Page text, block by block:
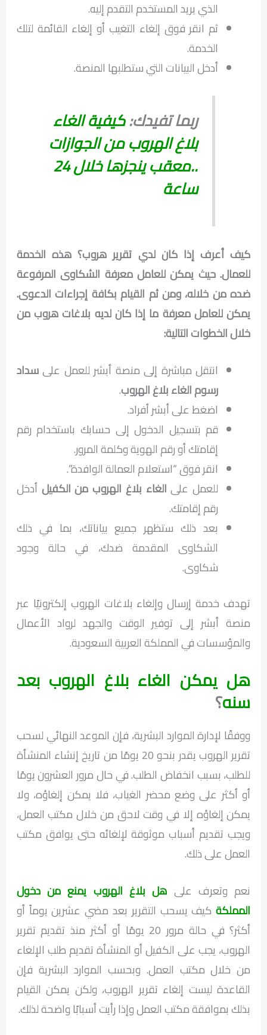
الذي يريد المستخدم التقدم إليه.
ثم انقر فوق إلغاء التغيب أو إلغاء القائمة لتلك
الخدمة.
أدخل البيانات التي ستطلبها المنصة.
ربما تفيدك:كيفية الغاء
بلاغ الهروب من الجوازات
..معقب ينجزها خلال 24
ساعة
كيف أعرف إذا كان لدي تقرير هروب؟ هذه الخدمة
للعمال. حيث يمكن للعامل معرفة الشكاوى المرفوعة
ضده من خلاله، ومن ثم القيام بكافة إجراءات الدعوى.
يمكن للعامل معرفة ما إذا كان لديه بلاغات هروب من
خلال الخطوات التالية:
انتقل مباشرة إلى منصة أبشر للعمل علىسداد
رسوم الغاء بلاغ الهروب.
اضغط على أبشر أفراد.
قم بتسجيل الدخول إلى حسابك باستخدام رقم
إقامتك أو رقم الهوية وكلمة المرور.
انقر فوق “استعلام العمالة الوافدة”.
للعمل على الغاء بلاغ الهروب من الكفيل أدخل
رقم إقامتك.
بعد ذلك ستظهر جميع بياناتك، بما في ذلك
الشكاوى المقدمة ضدك، في حالة وجود
شكاوى.
تهدف خدمة إرسال وإلغاء بلاغات الهروب إلكترونيًا عبر
منصة أبشر إلى توفير الوقت والجهد لرواد الأعمال
والمؤسسات في المملكة العربية السعودية.
هل يمكن الغاء بلاغ الهروب بعد
سنه؟
ووفقًا لإدارة الموارد البشرية، فإن الموعد النهائي لسحب
تقرير الهروب يقدر بنحو 20 يومًا من تاريخ إنشاء المنشأة
للطلب، بسبب انخفاض الطلب. في حال مرور العشرون يومًا
أو أكثر على وضع محضر الغياب، فلا يمكن إلغاؤه، ولا
يمكن إلغاؤه إلا في وقت لاحق من خلال مكتب العمل،
ويجب تقديم أسباب موثوقة لإلغائه حتى يوافق مكتب
العمل على ذلك.
نعم وتعرف على هل بلاغ الهروب يمنع من دخول
المملكةكيف يسحب التقرير بعد مضي عشرين يوماً أو
أكثر؟ في حالة مرور 20 يومًا أو أكثر منذ تقديم تقرير
الهروب، يجب على الكفيل أو المنشأة تقديم طلب الإلغاء
من خلال مكتب العمل. وبحسب الموارد البشرية فإن
القاعدة ليست إلغاء تقرير الهروب، ولكن يمكن القيام
بذلك بموافقة مكتب العمل وإذا رأيت أسبابًا واضحة لذلك.